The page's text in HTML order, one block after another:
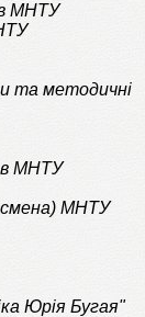
в МНТУ
та методичні
в МНТУ
МНТУ
Юрія Бугая"